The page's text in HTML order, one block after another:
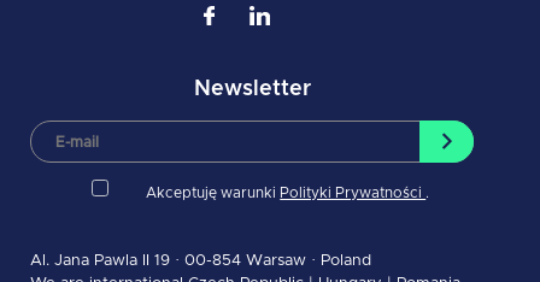
Newsletter
Akceptuję warunki Polityki Prywatności .
Al. Jana Pawla II 19 · 00-854 Warsaw · Poland